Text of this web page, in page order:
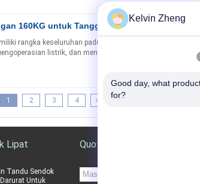
160KG untuk Tangga
rangka keseluruhan paduan aluminium dengan desain
listrik, dan menawarkan fitur-fitur seperti
1 2 3 4 >> >|
Lipat
Tandu Sendok
Untuk
Quote request suatu
Kelvin Zheng
Good day, what
for?